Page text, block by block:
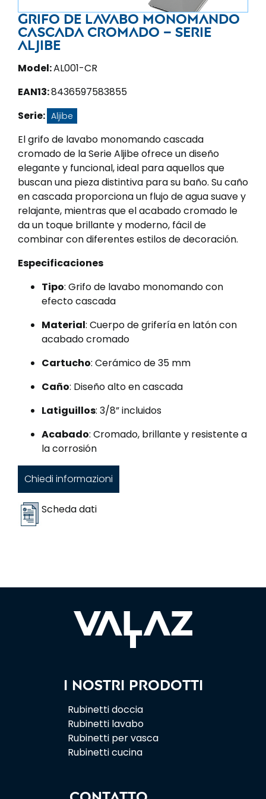
Grifo de lavabo monomando
cascada cromado – Serie
Aljibe
Model:AL001-CR
EAN13:8436597583855
Serie: Aljibe
El grifo de lavabo monomando cascada
cromado de la Serie Aljibe ofrece un diseño
elegante y funcional, ideal para aquellos que
buscan una pieza distintiva para su baño. Su caño
en cascada proporciona un flujo de agua suave y
relajante, mientras que el acabado cromado le
da un toque brillante y moderno, fácil de
combinar con diferentes estilos de decoración.
Especificaciones
Tipo: Grifo de lavabo monomando con
efecto cascada
Material: Cuerpo de grifería en latón con
acabado cromado
Cartucho: Cerámico de 35 mm
Caño: Diseño alto en cascada
Latiguillos: 3/8” incluidos
Acabado: Cromado, brillante y resistente a
la corrosión
Chiedi informazioni
Scheda dati
I nostri prodotti
Rubinetti doccia
Rubinetti lavabo
Rubinetti per vasca
Rubinetti cucina